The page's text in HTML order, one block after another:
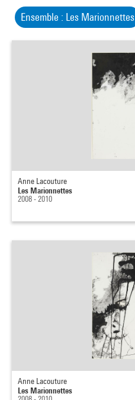
Ensemble : Les Marionnettes
Anne Lacouture
Les Marionnettes
2008 - 2010
Anne Lacouture
Les Marionnettes